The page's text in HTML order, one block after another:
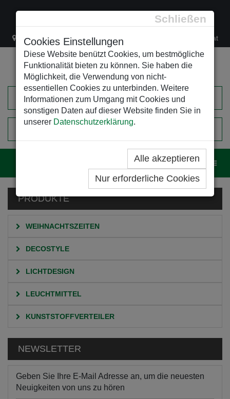
Schließen
Cookies Einstellungen
Diese Website benützt Cookies, um bestmögliche
Funktionalität bieten zu können. Sie haben die
Möglichkeit, die Verwendung von nicht-
essentiellen Cookies zu unterbinden. Weitere
Informationen zum Umgang mit Cookies und
sonstigen Daten auf dieser Website finden Sie in
unserer Datenschutzerklärung.
Alle akzeptieren
Nur erforderliche Cookies
Lacknergasse 78 +43/1/470 37 00 office@leso.at
EINKAUFSWAGEN
PRODUKTE
WEIHNACHTSZEITEN
DECOSTYLE
LICHTDESIGN
LEUCHTMITTEL
KUNSTSTOFFVERTEILER
NEWSLETTER
Geben Sie Ihre E-Mail Adresse an, um die neuesten
Neuigkeiten von uns zu hören